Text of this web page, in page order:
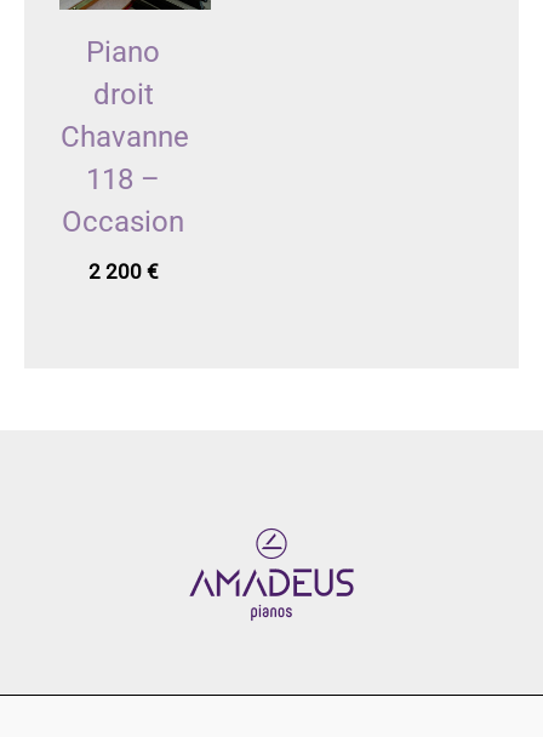
Piano
droit
Chavanne
118 –
Occasion
2 200 €